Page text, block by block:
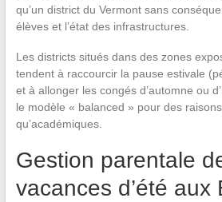
qu’un district du Vermont sans
élèves et l’état des infrastructures.
Les districts situés dans des zones
tendent à raccourcir la pause estivale
et à allonger les congés d’automne ou
le modèle « balanced » pour des
qu’académiques.
Gestion parentale
vacances d’été aux